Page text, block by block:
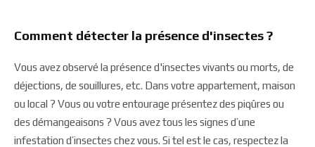
Comment détecter la présence d'insectes ?
Vous avez observé la présence d'insectes vivants ou morts, de
déjections, de souillures, etc. Dans votre appartement, maison
ou local ? Vous ou votre entourage présentez des piqûres ou
des démangeaisons ? Vous avez tous les signes d’une
infestation d’insectes chez vous. Si tel est le cas, respectez la